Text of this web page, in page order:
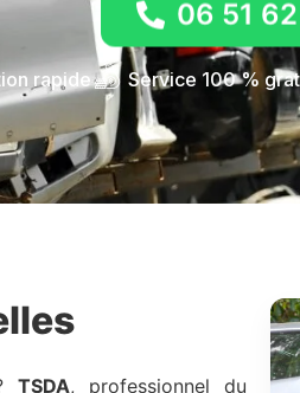
rapide Service 100 %
TSDA, professionnel du